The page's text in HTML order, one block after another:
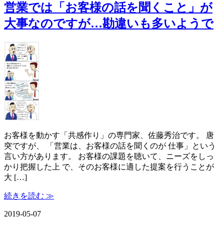
営業では「お客様の話を聞くこと」が
大事なのですが…勘違いも多いようで
お客様を動かす「共感作り」の専門家、佐藤秀治です。 唐
突ですが、 「営業は、お客様の話を聞くのが 仕事」という
言い方があります。 お客様の課題を聴いて、ニーズをしっ
かり把握した上 で、そのお客様に適した提案を行うことが
大 […]
続きを読む ≫
2019-05-07